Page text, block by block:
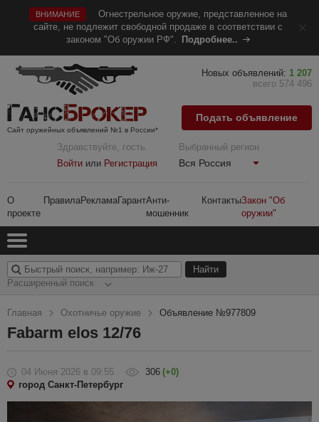
ВНИМАНИЕ
Огнестрельное оружие, представленное на
сайте, не подлежит свободной продаже в соответствии с
законом "Об оружии РФ".
Подробнее..
Сайт оружейных объявлений №1 в России*
Здравствуйте, гость
Войти или Регистрация
Выбранный регион
Вся Россия
О
проекте
ПравилаРекламаГарантАнти-
мошенник
КонтактыЗакон "Об
оружии"
Новых объявлений: 1 207
всего 574 496
Подать объявление
Расширенный поиск
Главная Охотничье оружие Объявление №977809
Fabarm elos 12/76
04 Июня 2026 в 09:55 306 (+0)
город Санкт-Петербург